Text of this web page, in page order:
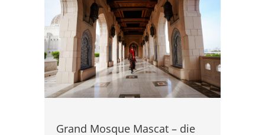
Grand Mosque Mascat – die